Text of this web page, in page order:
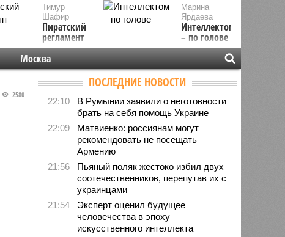
Марина
Ярдаева
Интеллектом
– по голове
Тимур
Шафир
Пиратский
регламент
Москва
2580
ПОСЛЕДНИЕ НОВОСТИ
22:10
В Румынии заявили о неготовности
брать на себя помощь Украине
22:09
Матвиенко: россиянам могут
рекомендовать не посещать
Армению
21:56
Пьяный поляк жестоко избил двух
соотечественников, перепутав их с
украинцами
21:54
Эксперт оценил будущее
человечества в эпоху
искусственного интеллекта